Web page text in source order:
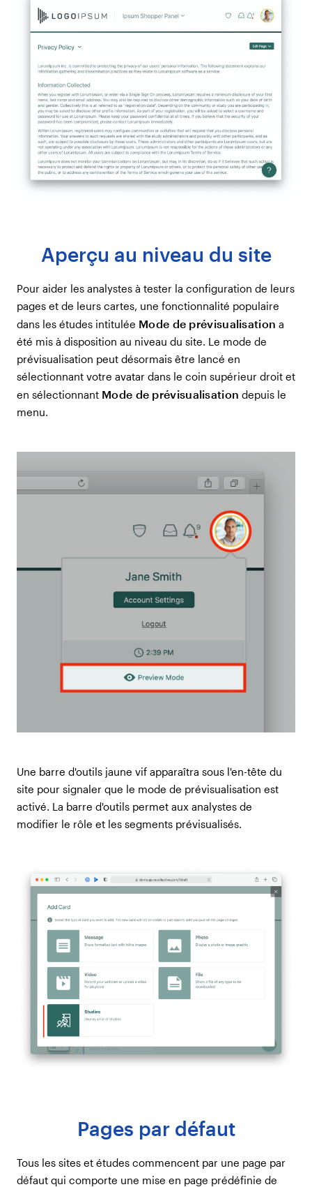
Aperçu au niveau du site
Pour aider les analystes à tester la configuration de leurs
pages et de leurs cartes, une fonctionnalité populaire
dans les études intitulée Mode de prévisualisation a
été mis à disposition au niveau du site. Le mode de
prévisualisation peut désormais être lancé en
sélectionnant votre avatar dans le coin supérieur droit et
en sélectionnant Mode de prévisualisation depuis le
menu.
Une barre d'outils jaune vif apparaîtra sous l'en-tête du
site pour signaler que le mode de prévisualisation est
activé. La barre d'outils permet aux analystes de
modifier le rôle et les segments prévisualisés.
Pages par défaut
Tous les sites et études commencent par une page par
défaut qui comporte une mise en page prédéfinie de